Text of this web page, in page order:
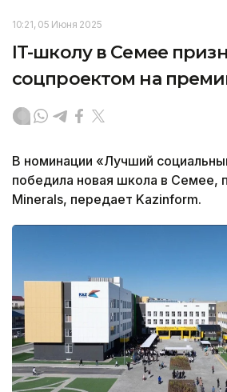
10:21, 05 Июня 2025
IT-школу в Семее
соцпроектом на
В номинации «Лучший
победила новая школа в Семее,
Minerals, передает Kazinform.